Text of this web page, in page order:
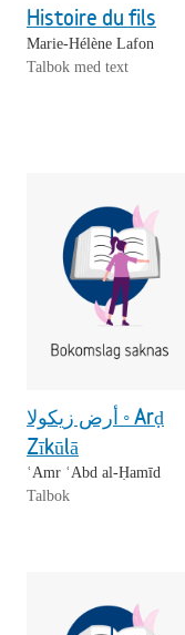
Histoire du fils
Marie-Hélène Lafon
Talbok med text
أرض زيكولا ◦ Arḍ
Zīkūlā
ʿAmr ʿAbd al-Ḥamīd
Talbok